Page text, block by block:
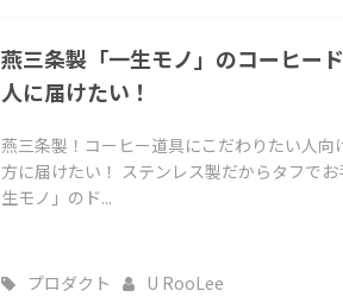
燕三条製「一生モノ」のコーヒー
人に届けたい！
燕三条製！コーヒー道具にこだわりたい人
方に届けたい！ ステンレス製だからタフで
生モノ」のド...
プロダクト U RooLee